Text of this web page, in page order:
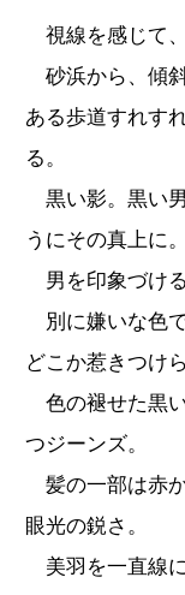
視線を感じて
砂浜から、傾
ある歩道すれす
る。
黒い影。黒い
うにその真上に。
男を印象づけ
別に嫌いな色
どこか惹きつけ
色の褪せた黒
つジーンズ。
髪の一部は赤
眼光の鋭さ。
美羽を一直線に